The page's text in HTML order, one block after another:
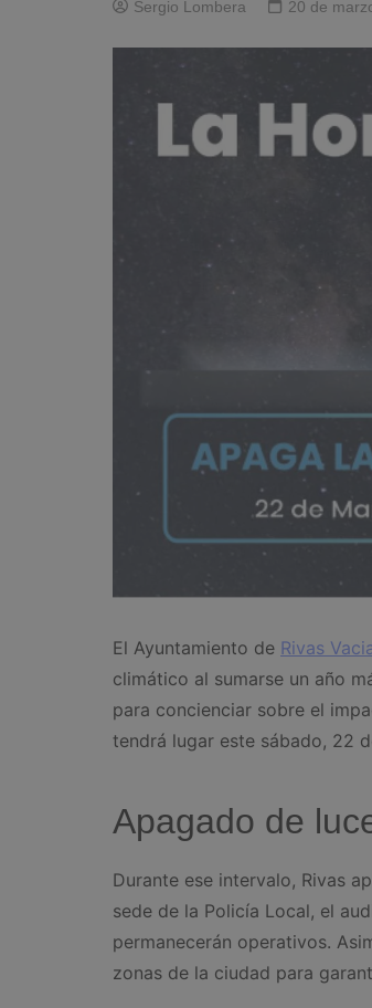
Sergio Lombera 20 de
El Ayuntamiento de Rivas
climático al sumarse un año
para concienciar sobre el
tendrá lugar este sábado, 22
Apagado de
Durante ese intervalo, Rivas
sede de la Policía Local, el
permanecerán operativos.
zonas de la ciudad para